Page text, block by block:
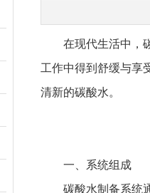
在现代生活中，碳
工作中得到舒缓与享
清新的碳酸水。
一、系统组成
碳酸水制备系统通